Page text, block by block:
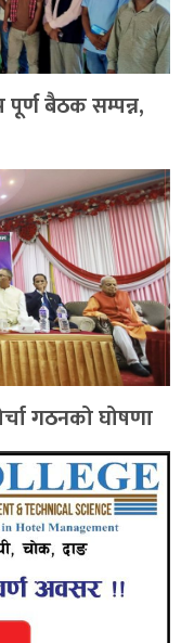
पूर्ण बैठक सम्पन्न,
गठनको घोषणा